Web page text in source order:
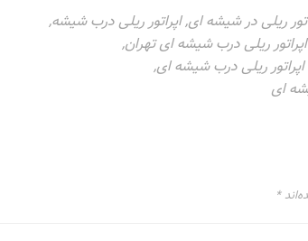
ریلی در شیشه ای,اپراتور ریلی درب شیشه,
اپراتور ریلی درب شیشه ای تهران,
ریلی درب شیشه ای,
ای
*